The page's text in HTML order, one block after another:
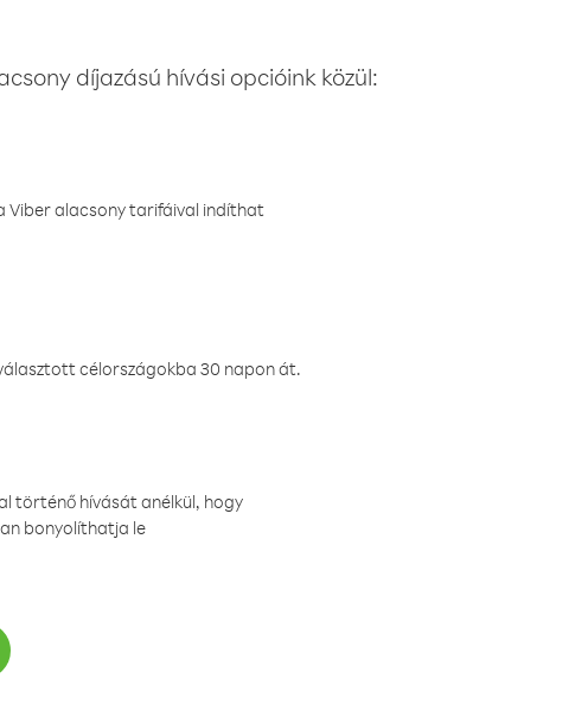
díjazású hívási opcióink közül:
Viber alacsony tarifáival indíthat
célországokba 30 napon át.
történő hívását anélkül, hogy
bonyolíthatja le